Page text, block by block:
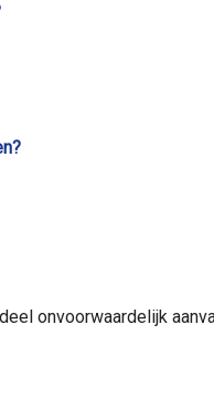
onvoorwaardelijk